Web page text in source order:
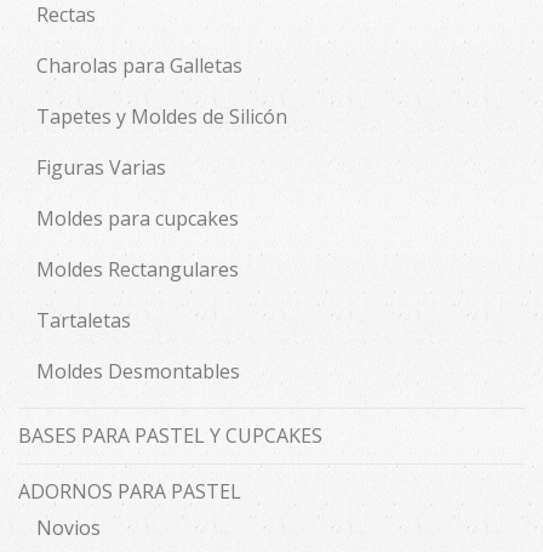
Rectas
Charolas para Galletas
Tapetes y Moldes de Silicón
Figuras Varias
Moldes para cupcakes
Moldes Rectangulares
Tartaletas
Moldes Desmontables
BASES PARA PASTEL Y CUPCAKES
ADORNOS PARA PASTEL
Novios